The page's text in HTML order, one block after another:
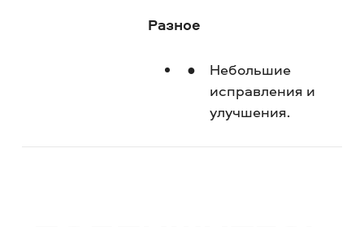
Разное
Небольшие
исправления и
улучшения.